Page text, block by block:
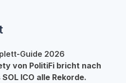
Guide 2026
von PolitiFi bricht nach
ICO alle Rekorde.